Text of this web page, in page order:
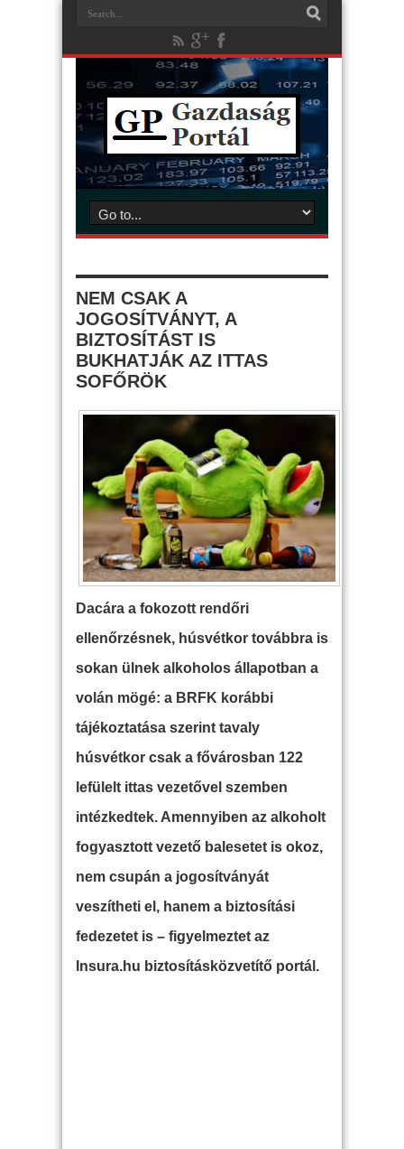
NEM CSAK A
JOGOSÍTVÁNYT, A
BIZTOSÍTÁST IS
BUKHATJÁK AZ ITTAS
SOFŐRÖK
Dacára a fokozott rendőri
ellenőrzésnek, húsvétkor továbbra is
sokan ülnek alkoholos állapotban a
volán mögé: a BRFK korábbi
tájékoztatása szerint tavaly
húsvétkor csak a fővárosban 122
lefülelt ittas vezetővel szemben
intézkedtek. Amennyiben az alkoholt
fogyasztott vezető balesetet is okoz,
nem csupán a jogosítványát
veszítheti el, hanem a biztosítási
fedezetet is – figyelmeztet az
Insura.hu biztosításközvetítő portál.